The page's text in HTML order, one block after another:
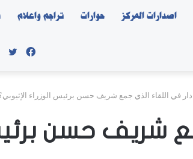
اصدارات المركز حوارات تراجم واعلام
دار في اللقاء الذي جمع شريف حسن برئيس الوزراء
شريف حسن